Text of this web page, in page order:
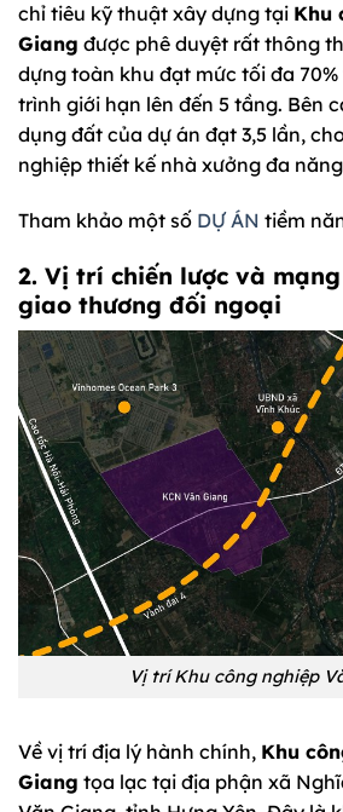
chỉ tiêu kỹ thuật xây dựng tại Khu
Giang được phê duyệt rất thông
dựng toàn khu đạt mức tối đa
trình giới hạn lên đến 5 tầng. Bên
dụng đất của dự án đạt 3,5 lần,
nghiệp thiết kế nhà xưởng đa
Tham khảo một số DỰ ÁN tiềm
2. Vị trí chiến lược và
giao thương đối ngoại
Vị trí Khu công nghiệp
Về vị trí địa lý hành chính, Khu
Giang tọa lạc tại địa phận xã